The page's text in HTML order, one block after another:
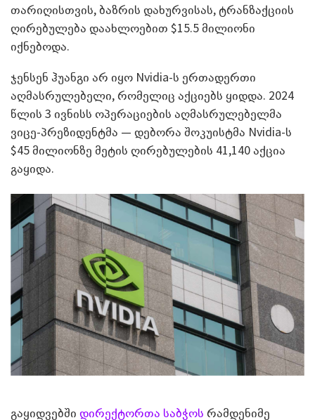
თარიღისთვის, ბაზრის დახურვისას, ტრანზაქციის
ღირებულება დაახლოებით $15.5 მილიონი
იქნებოდა.
ჯენსენ ჰუანგი არ იყო Nvidia-ს ერთადერთი
აღმასრულებელი, რომელიც აქციებს ყიდდა. 2024
წლის 3 ივნისს ოპერაციების აღმასრულებელმა
ვიცე-პრეზიდენტმა — დებორა შოკუისტმა Nvidia-ს
$45 მილიონზე მეტის ღირებულების 41,140 აქცია
გაყიდა.
გაყიდვებში დირექტორთა საბჭოს რამდენიმე